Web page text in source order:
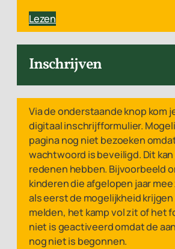
Lezen
Inschrijven
Via de onderstaande knop kom
digitaal inschrijfformulier.
pagina nog niet bezoeken
wachtwoord is beveiligd. Dit
redenen hebben. Bijvoorbeeld
kinderen die afgelopen jaar
als eerst de mogelijkheid
melden, het kamp vol zit of het
niet is geactiveerd omdat de
nog niet is begonnen.